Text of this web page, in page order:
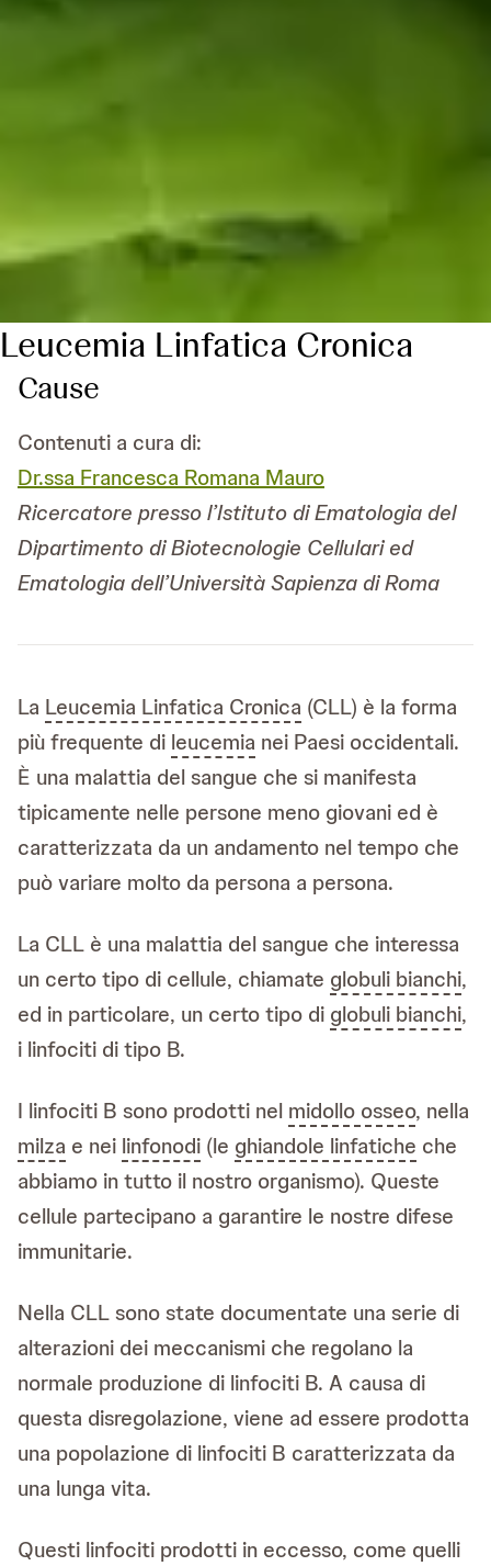
Leucemia Linfatica Cronica
Cause
Contenuti a cura di:
Dr.ssa Francesca Romana Mauro
Ricercatore presso l’Istituto di Ematologia del
Dipartimento di Biotecnologie Cellulari ed
Ematologia dell’Università Sapienza di Roma
La Leucemia Linfatica Cronica (CLL) è la forma
più frequente di leucemia nei Paesi occidentali.
È una malattia del sangue che si manifesta
tipicamente nelle persone meno giovani ed è
caratterizzata da un andamento nel tempo che
può variare molto da persona a persona.
La CLL è una malattia del sangue che interessa
un certo tipo di cellule, chiamate globuli bianchi,
ed in particolare, un certo tipo di globuli bianchi,
i linfociti di tipo B.
I linfociti B sono prodotti nel midollo osseo, nella
milza e nei linfonodi (le ghiandole linfatiche che
abbiamo in tutto il nostro organismo). Queste
cellule partecipano a garantire le nostre difese
immunitarie.
Nella CLL sono state documentate una serie di
alterazioni dei meccanismi che regolano la
normale produzione di linfociti B. A causa di
questa disregolazione, viene ad essere prodotta
una popolazione di linfociti B caratterizzata da
una lunga vita.
Questi linfociti prodotti in eccesso, come quelli